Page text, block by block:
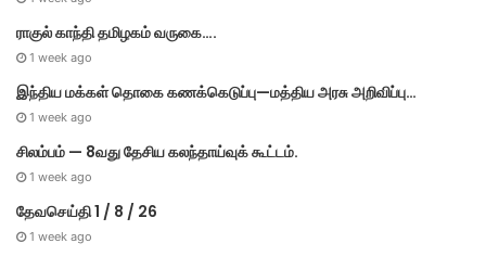
ராகுல் காந்தி தமிழகம் வருகை….
1 week ago
இந்திய மக்கள் தொகை கணக்கெடுப்பு—மத்திய அரசு அறிவிப்பு…
1 week ago
சிலம்பம் — 8வது தேசிய கலந்தாய்வுக் கூட்டம்.
1 week ago
தேவசெய்தி 1 / 8 / 26
1 week ago